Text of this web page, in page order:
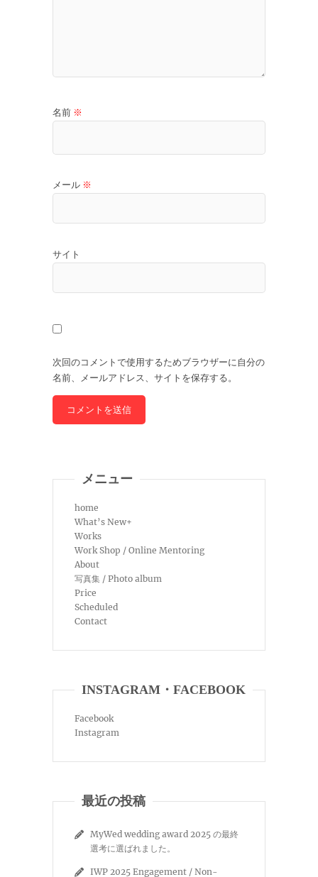
名前 ※
メール ※
サイト
次回のコメントで使用するためブラウザーに自分の
名前、メールアドレス、サイトを保存する。
メニュー
home
What’s New+
Works
Work Shop / Online Mentoring
About
写真集 / Photo album
Price
Scheduled
Contact
INSTAGRAM・FACEBOOK
Facebook
Instagram
最近の投稿
MyWed wedding award 2025 の最終
選考に選ばれました。
IWP 2025 Engagement / Non-